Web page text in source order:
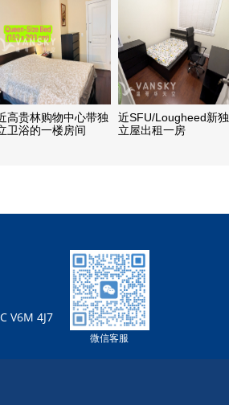
高贵林购物中心带独
卫浴的一楼房间
近SFU/Lougheed新独
立屋出租一房
V6M 4J7
微信客服